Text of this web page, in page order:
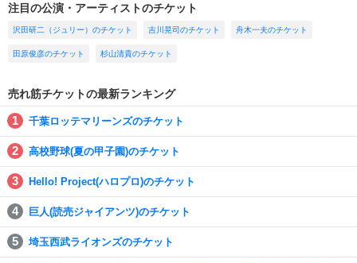
注目の公演・アーティストのチケット
沢田研二（ジュリー）のチケット 吉川晃司のチケット 舟木一夫のチケット
田原俊彦のチケット 杉山清貴のチケット
売れ筋チケットの最新ランキング
千葉ロッテマリーンズのチケット
高校野球(夏の甲子園)のチケット
Hello! Project(ハロプロ)のチケット
巨人(読売ジャイアンツ)のチケット
埼玉西武ライオンズのチケット